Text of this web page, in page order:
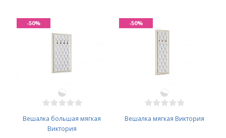
Вешалка большая мягкая
Виктория
-50%
Вешалка мягкая Виктория
-50%